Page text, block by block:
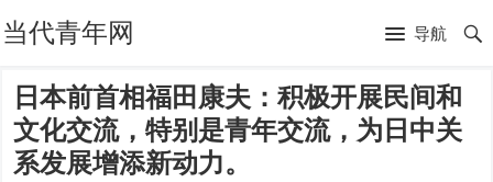
当代青年网 导航
日本前首相福田康夫：积极开展民间和
文化交流，特别是青年交流，为日中关
系发展增添新动力。